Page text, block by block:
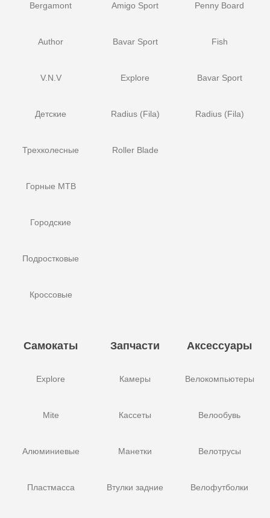
Bergamont
Author
V.N.V
Детские
Трехколесные
Горные MTB
Городские
Подростковые
Кроссовые
Amigo Sport
Bavar Sport
Explore
Radius (Fila)
Roller Blade
Penny Board
Fish
Bavar Sport
Radius (Fila)
Самокаты
Explore
Mite
Алюминиевые
Пластмасса
Запчасти
Камеры
Кассеты
Манетки
Втулки задние
Аксессуары
Велокомпьютеры
Велообувь
Велотрусы
Велофутболки